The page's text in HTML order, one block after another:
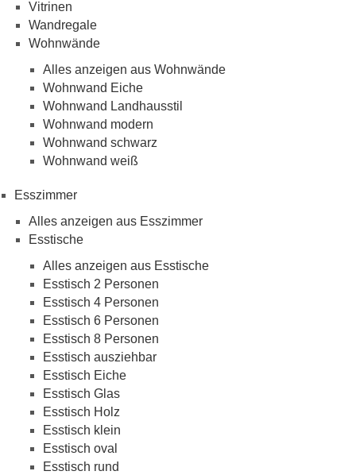
Vitrinen
Wandregale
Wohnwände
Alles anzeigen aus Wohnwände
Wohnwand Eiche
Wohnwand Landhausstil
Wohnwand modern
Wohnwand schwarz
Wohnwand weiß
Esszimmer
Alles anzeigen aus Esszimmer
Esstische
Alles anzeigen aus Esstische
Esstisch 2 Personen
Esstisch 4 Personen
Esstisch 6 Personen
Esstisch 8 Personen
Esstisch ausziehbar
Esstisch Eiche
Esstisch Glas
Esstisch Holz
Esstisch klein
Esstisch oval
Esstisch rund